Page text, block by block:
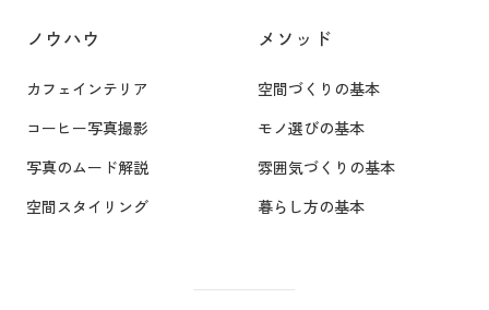
ノウハウ
カフェインテリア
コーヒー写真撮影
写真のムード解説
空間スタイリング
メソッド
空間づくりの基本
モノ選びの基本
雰囲気づくりの基本
暮らし方の基本